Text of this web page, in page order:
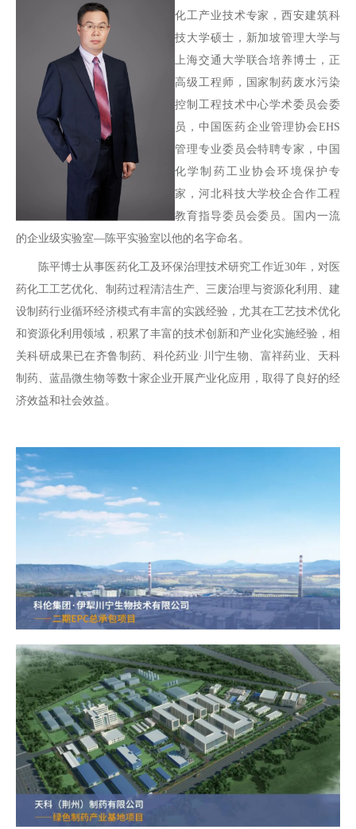
化工产业技术专家，西安建筑科
技大学硕士，新加坡管理大学与
上海交通大学联合培养博士，正
高级工程师，国家制药废水污染
控制工程技术中心学术委员会委
员，中国医药企业管理协会EHS
管理专业委员会特聘专家，中国
化学制药工业协会环境保护专
家，河北科技大学校企合作工程
教育指导委员会委员。国内一流
的企业级实验室—陈平实验室以他的名字命名。
陈平博士从事医药化工及环保治理技术研究工作近30年，对医
药化工工艺优化、制药过程清洁生产、三废治理与资源化利用、建
设制药行业循环经济模式有丰富的实践经验，尤其在工艺技术优化
和资源化利用领域，积累了丰富的技术创新和产业化实施经验，相
关科研成果已在齐鲁制药、科伦药业·川宁生物、富祥药业、天科
制药、蓝晶微生物等数十家企业开展产业化应用，取得了良好的经
济效益和社会效益。